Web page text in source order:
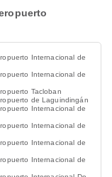
Internacional de
Internacional de
Tacloban
de Laguindingán
Internacional de
Internacional de
Internacional de
Internacional de